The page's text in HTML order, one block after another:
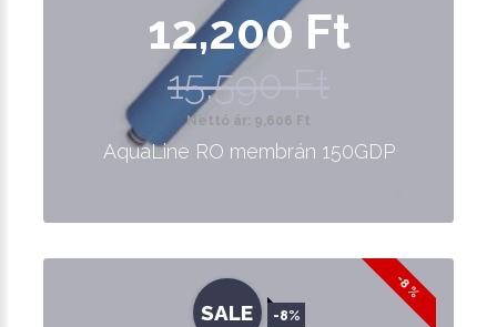
12,200 Ft
15,590 Ft
Nettó ár: 9,606 Ft
AquaLine RO membrán 150GDP
-8 %
SALE -8%